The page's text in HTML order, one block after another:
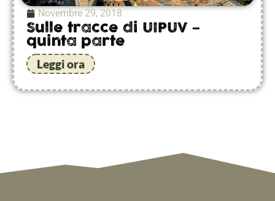
Novembre 29, 2018
Sulle tracce di UIPUV –
quinta parte
Leggi ora